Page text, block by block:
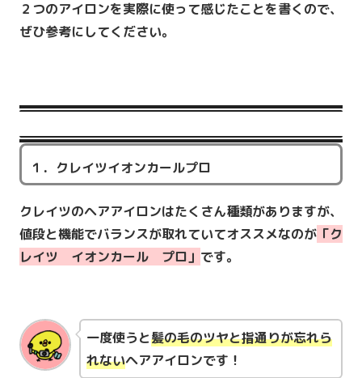
２つのアイロンを実際に使って感じたことを書くので、
ぜひ参考にしてください。
１．クレイツイオンカールプロ
クレイツのヘアアイロンはたくさん種類がありますが、
値段と機能でバランスが取れていてオススメなのが 「ク
レイツ イオンカール プロ 」 です。
一度使うと髪の毛のツヤと指通りが忘れら
れないヘアアイロンです！